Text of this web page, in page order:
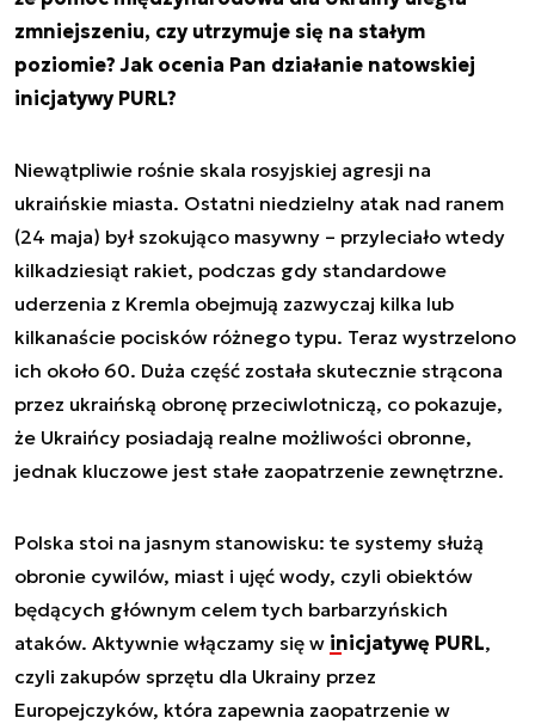
zmniejszeniu, czy utrzymuje się na stałym
poziomie? Jak ocenia Pan działanie natowskiej
inicjatywy PURL?
Niewątpliwie rośnie skala rosyjskiej agresji na
ukraińskie miasta. Ostatni niedzielny atak nad ranem
(24 maja) był szokująco masywny – przyleciało wtedy
kilkadziesiąt rakiet, podczas gdy standardowe
uderzenia z Kremla obejmują zazwyczaj kilka lub
kilkanaście pocisków różnego typu. Teraz wystrzelono
ich około 60. Duża część została skutecznie strącona
przez ukraińską obronę przeciwlotniczą, co pokazuje,
że Ukraińcy posiadają realne możliwości obronne,
jednak kluczowe jest stałe zaopatrzenie zewnętrzne.
Polska stoi na jasnym stanowisku: te systemy służą
obronie cywilów, miast i ujęć wody, czyli obiektów
będących głównym celem tych barbarzyńskich
ataków. Aktywnie włączamy się w inicjatywę PURL,
czyli zakupów sprzętu dla Ukrainy przez
Europejczyków, która zapewnia zaopatrzenie w